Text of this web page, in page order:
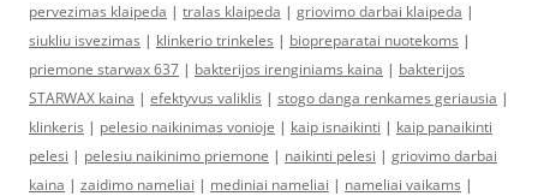
pervezimas klaipeda | tralas klaipeda | griovimo darbai klaipeda |
siukliu isvezimas | klinkerio trinkeles | biopreparatai nuotekoms |
priemone starwax 637 | bakterijos irenginiams kaina | bakterijos
STARWAX kaina | efektyvus valiklis | stogo danga renkames geriausia |
klinkeris | pelesio naikinimas vonioje | kaip isnaikinti | kaip panaikinti
pelesi | pelesiu naikinimo priemone | naikinti pelesi | griovimo darbai
kaina | zaidimo nameliai | mediniai nameliai | nameliai vaikams |